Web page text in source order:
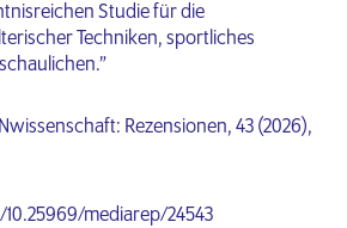
Studie für die
Techniken, sportliches
Rezensionen, 43 (2026),
mediarep/24543